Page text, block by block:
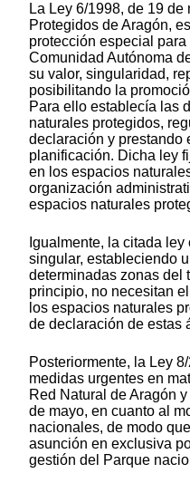
La Ley 6/1998, de 19
Protegidos de Aragón,
protección especial
Comunidad Autónoma
su valor, singularidad,
posibilitando la
Para ello establecía las
naturales protegidos,
declaración y prestando
planificación. Dicha ley
en los espacios
organización
espacios naturales
Igualmente, la citada
singular, estableciendo
determinadas zonas del
principio, no necesitan
los espacios naturales
de declaración de estas
Posteriormente, la Ley
medidas urgentes en
Red Natural de Aragón
de mayo, en cuanto al
nacionales, de modo
asunción en exclusiva
gestión del Parque